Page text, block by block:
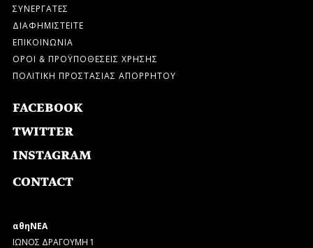
ΣΥΝΕΡΓΑΤΕΣ
ΔΙΑΦΗΜΙΣΤΕΙΤΕ
ΕΠΙΚΟΙΝΩΝΙΑ
ΟΡΟΙ & ΠΡΟΫΠΟΘΕΣΕΙΣ ΧΡΗΣΗΣ
ΠΟΛΙΤΙΚΗ ΠΡΟΣΤΑΣΙΑΣ ΑΠΟΡΡΗΤΟΥ
FACEBOOK
TWITTER
INSTAGRAM
CONTACT
αθηΝΕΑ
ΙΩΝΟΣ ΔΡΑΓΟΥΜΗ 1